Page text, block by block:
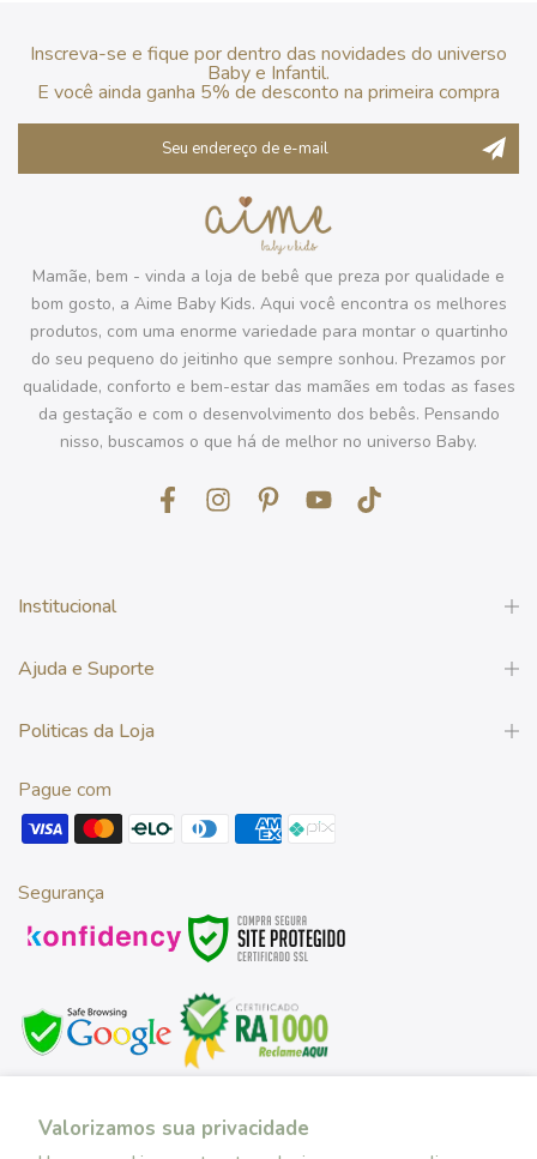
Valorizamos sua privacidade
Inscreva-se e fique por dentro das novidades do universo
Baby e Infantil.
E você ainda ganha 5% de desconto na primeira compra
Mamãe, bem - vinda a loja de bebê que preza por qualidade e
bom gosto, a Aime Baby Kids. Aqui você encontra os melhores
produtos, com uma enorme variedade para montar o quartinho
do seu pequeno do jeitinho que sempre sonhou. Prezamos por
qualidade, conforto e bem-estar das mamães em todas as fases
da gestação e com o desenvolvimento dos bebês. Pensando
nisso, buscamos o que há de melhor no universo Baby.
Institucional
Ajuda e Suporte
Politicas da Loja
Pague com
Segurança
Desenvolvido por